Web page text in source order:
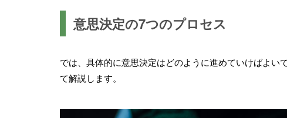
意思決定の7つのプロセス
では、具体的に意思決定はどのように進めていけばよ
て解説します。